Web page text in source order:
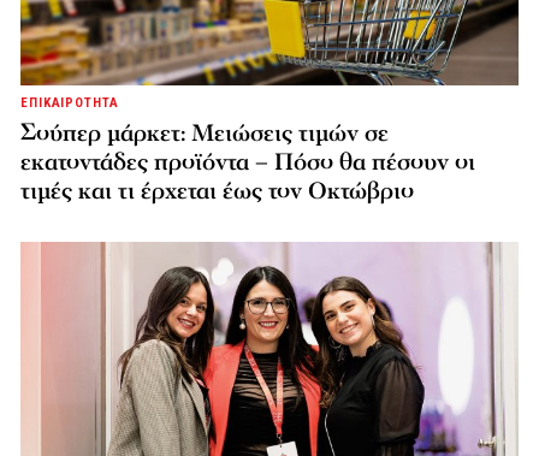
ΕΠΙΚΑΙΡΟΤΗΤΑ
Σούπερ μάρκετ: Μειώσεις τιμών σε
εκατοντάδες προϊόντα – Πόσο θα πέσουν οι
τιμές και τι έρχεται έως τον Οκτώβριο